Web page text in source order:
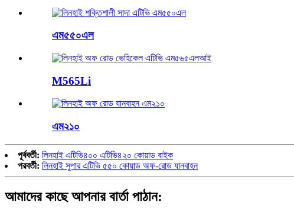
এম৫৫০এল
M565Li
এম২১০
পূর্ববর্তী: লিনহাই এটিভি৪০০ এটিভি৪২০ কোয়াড বাইক
পরবর্তী: লিনহাই সুপার এটিভি ৫৫০ কোয়াড অফ-রোড যানবাহন
আমাদের কাছে আপনার বার্তা পাঠান: